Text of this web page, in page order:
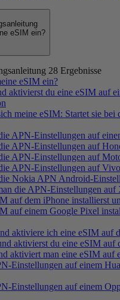
eSIM ein?
28 Ergebnisse
eSIM ein?
aktivierst du eine eSIM auf
meine eSIM: Startet sie bei
APN-Einstellungen auf
APN-Einstellungen auf
APN-Einstellungen auf
APN-Einstellungen auf
Nokia APN Android-
die APN-Einstellungen auf
auf dem iPhone installierst
auf einem Google Pixel
aktiviere ich eine eSIM auf
aktivierst du eine eSIM auf
aktiviert man eine eSIM auf
Einstellungen auf einem
Einstellungen auf einem